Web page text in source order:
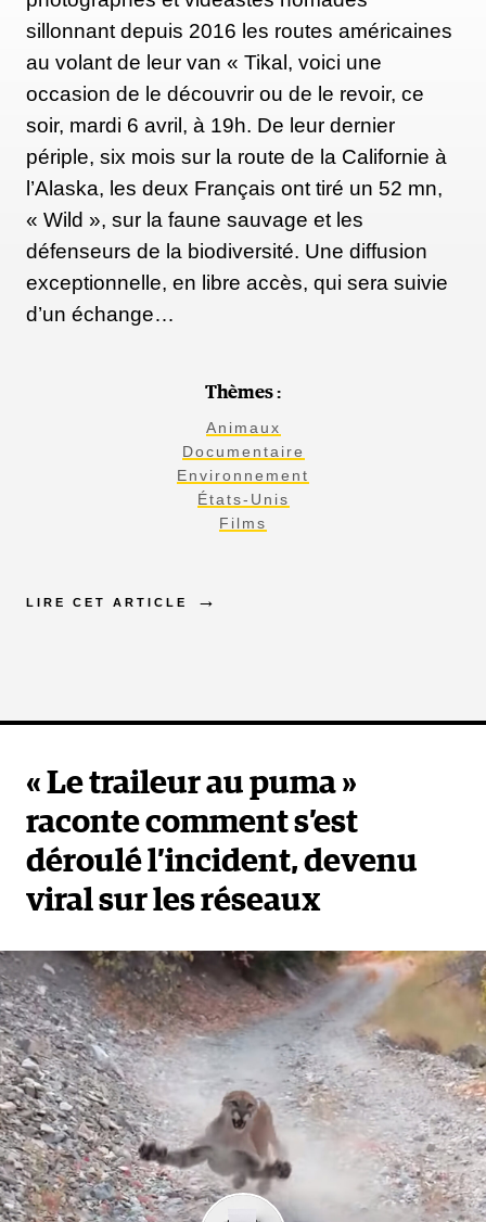
sillonnant depuis 2016 les routes américaines
au volant de leur van « Tikal, voici une
occasion de le découvrir ou de le revoir, ce
soir, mardi 6 avril, à 19h. De leur dernier
périple, six mois sur la route de la Californie à
l’Alaska, les deux Français ont tiré un 52 mn,
« Wild », sur la faune sauvage et les
défenseurs de la biodiversité. Une diffusion
exceptionnelle, en libre accès, qui sera suivie
d’un échange…
Thèmes :
Animaux
Documentaire
Environnement
États-Unis
Films
LIRE CET ARTICLE
« Le traileur au puma »
raconte comment s’est
déroulé l’incident, devenu
viral sur les réseaux